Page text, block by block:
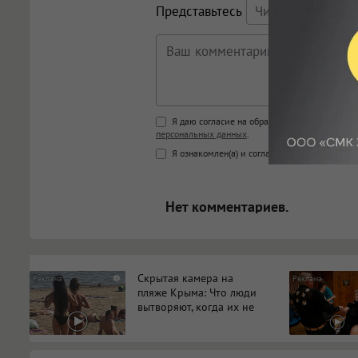
Представьтесь
Поддержка HTML
<b>, <strong>, <u>, <i>, <em>,
<blockquote>, <code>
Я даю согласие на обработку моих
персональных данных.
Я ознакомлен(а) и согласен(а) с
Нет комментариев.
i
Скрытая камера на
пляже Крыма: Что люди
вытворяют, когда их не